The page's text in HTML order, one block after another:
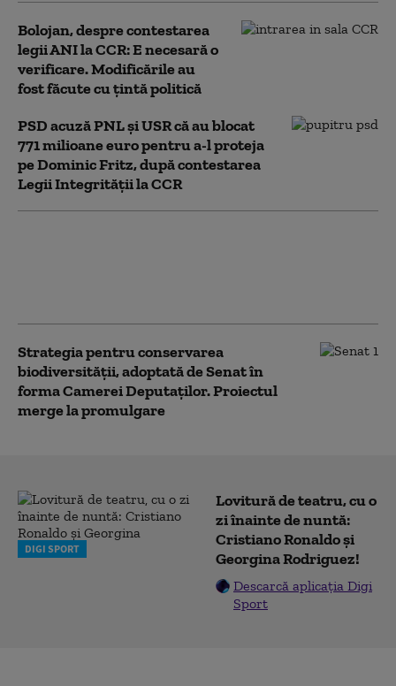
Bolojan, despre contestarea
legii ANI la CCR: E necesară o
verificare. Modificările au
fost făcute cu țintă politică
PSD acuză PNL şi USR că au blocat
771 milioane euro pentru a-l proteja
pe Dominic Fritz, după contestarea
Legii Integrității la CCR
Strategia pentru conservarea
biodiversității, adoptată de Senat în
forma Camerei Deputaților. Proiectul
merge la promulgare
DIGI SPORT
Lovitură de teatru, cu o
zi înainte de nuntă:
Cristiano Ronaldo și
Georgina Rodriguez!
Descarcă aplicația Digi
Sport